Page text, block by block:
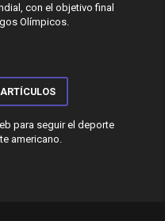
con el objetivo final
Olímpicos.
para seguir el deporte
americano.